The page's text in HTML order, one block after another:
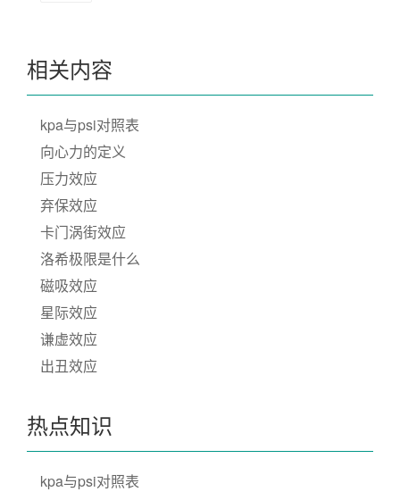
相关内容
kpa与psi对照表
向心力的定义
压力效应
弃保效应
卡门涡街效应
洛希极限是什么
磁吸效应
星际效应
谦虚效应
出丑效应
热点知识
kpa与psi对照表